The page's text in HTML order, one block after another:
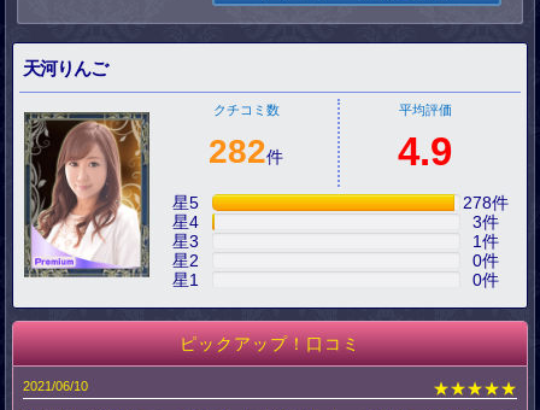
天河りんご
クチコミ数
282件
平均評価
4.9
星5 278件
星4
3件
星3
1件
星2
0件
星1
0件
ピックアップ！口コミ
2021/06/10
★★★★★